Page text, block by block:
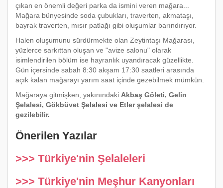
çıkan en önemli değeri parka da ismini veren mağara...
Mağara bünyesinde soda çubukları, traverten, akmataşı,
bayrak traverten, mısır patlağı gibi oluşumlar barındırıyor.
Halen oluşumunu sürdürmekte olan Zeytintaşı Mağarası,
yüzlerce sarkıttan oluşan ve "avize salonu" olarak
isimlendirilen bölüm ise hayranlık uyandıracak güzellikte.
Gün içersinde sabah 8:30 akşam 17:30 saatleri arasında
açık kalan mağarayı yarım saat içinde gezebilmek mümkün.
Mağaraya gitmişken, yakınındaki Akbaş Göleti, Gelin
Şelalesi, Gökbüvet Şelalesi ve Etler şelalesi de
gezilebilir.
Önerilen Yazılar
>>> Türkiye'nin Şelaleleri
>>> Türkiye'nin Meşhur Kanyonları